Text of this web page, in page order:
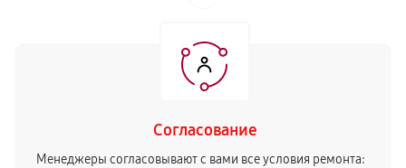
Согласование
Менеджеры согласовывают с вами все условия ремонта: